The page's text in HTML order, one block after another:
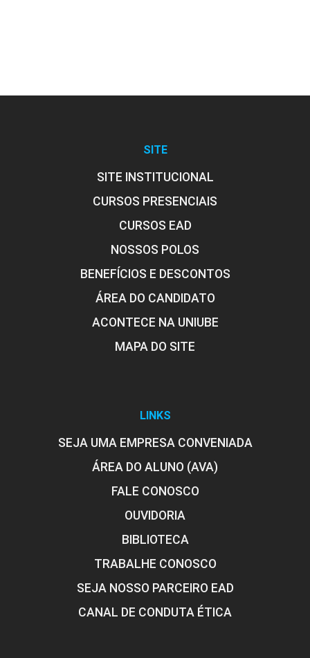
SITE
SITE INSTITUCIONAL
CURSOS PRESENCIAIS
CURSOS EAD
NOSSOS POLOS
BENEFÍCIOS E DESCONTOS
ÁREA DO CANDIDATO
ACONTECE NA UNIUBE
MAPA DO SITE
LINKS
SEJA UMA EMPRESA CONVENIADA
ÁREA DO ALUNO (AVA)
FALE CONOSCO
OUVIDORIA
BIBLIOTECA
TRABALHE CONOSCO
SEJA NOSSO PARCEIRO EAD
CANAL DE CONDUTA ÉTICA